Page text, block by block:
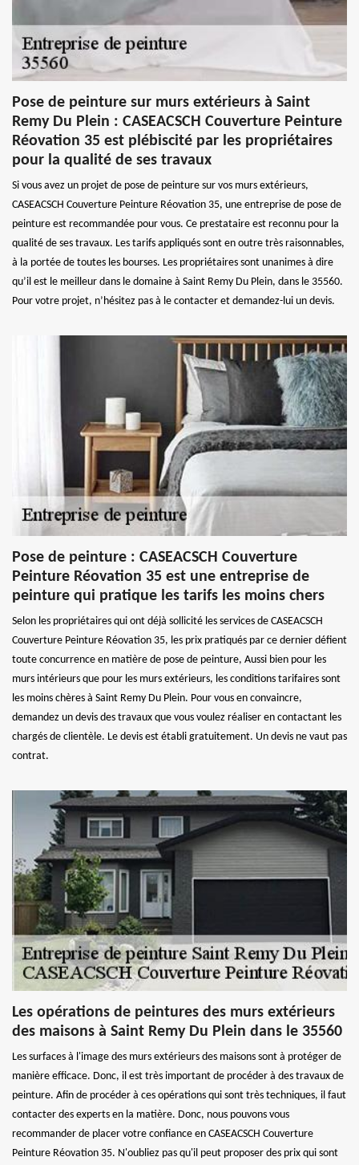
Pose de peinture sur murs extérieurs à Saint
Remy Du Plein : CASEACSCH Couverture Peinture
Réovation 35 est plébiscité par les propriétaires
pour la qualité de ses travaux
Si vous avez un projet de pose de peinture sur vos murs extérieurs,
CASEACSCH Couverture Peinture Réovation 35, une entreprise de pose de
peinture est recommandée pour vous. Ce prestataire est reconnu pour la
qualité de ses travaux. Les tarifs appliqués sont en outre très raisonnables,
à la portée de toutes les bourses. Les propriétaires sont unanimes à dire
qu’il est le meilleur dans le domaine à Saint Remy Du Plein, dans le 35560.
Pour votre projet, n’hésitez pas à le contacter et demandez-lui un devis.
Pose de peinture : CASEACSCH Couverture
Peinture Réovation 35 est une entreprise de
peinture qui pratique les tarifs les moins chers
Selon les propriétaires qui ont déjà sollicité les services de CASEACSCH
Couverture Peinture Réovation 35, les prix pratiqués par ce dernier défient
toute concurrence en matière de pose de peinture, Aussi bien pour les
murs intérieurs que pour les murs extérieurs, les conditions tarifaires sont
les moins chères à Saint Remy Du Plein. Pour vous en convaincre,
demandez un devis des travaux que vous voulez réaliser en contactant les
chargés de clientèle. Le devis est établi gratuitement. Un devis ne vaut pas
contrat.
Les opérations de peintures des murs extérieurs
des maisons à Saint Remy Du Plein dans le 35560
Les surfaces à l'image des murs extérieurs des maisons sont à protéger de
manière efficace. Donc, il est très important de procéder à des travaux de
peinture. Afin de procéder à ces opérations qui sont très techniques, il faut
contacter des experts en la matière. Donc, nous pouvons vous
recommander de placer votre confiance en CASEACSCH Couverture
Peinture Réovation 35. N'oubliez pas qu'il peut proposer des prix qui sont